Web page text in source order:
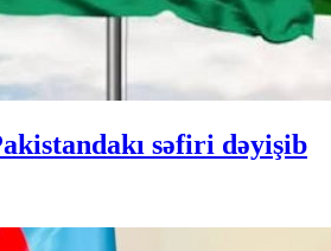
səfiri dəyişib